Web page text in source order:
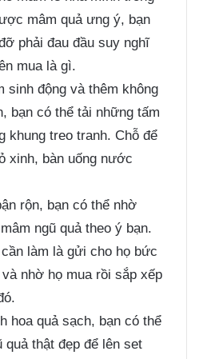
mâm quả ưng ý, bạn
phải đau đầu suy nghĩ
mua là gì.
sinh động và thêm không
bạn có thể tải những tấm
khung treo tranh. Chỗ để
xinh, bàn uống nước
rộn, bạn có thể nhờ
ngũ quả theo ý bạn.
làm là gửi cho họ bức
nhờ họ mua rồi sắp xếp
hoa quả sạch, bạn có thể
quả thật đẹp để lên set